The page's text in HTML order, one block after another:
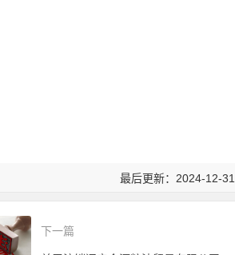
最后更新：2024-12-31
下一篇